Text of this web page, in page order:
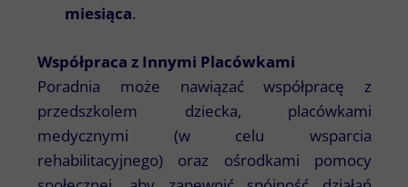
miesiąca.
Współpraca z Innymi Placówkami
Poradnia może nawiązać współpracę z
przedszkolem dziecka, placówkami
medycznymi (w celu wsparcia
rehabilitacyjnego) oraz ośrodkami pomocy